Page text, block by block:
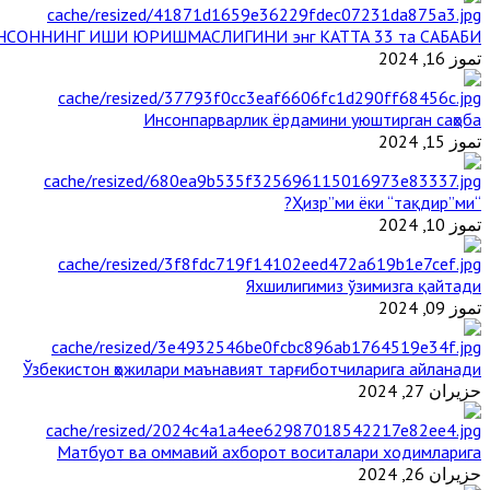
ИШИ ЮРИШМАСЛИГИНИ энг КАТТА 33 та САБАБИ
تموز 16, 2024
Инсонпарварлик ёрдамини уюштирган саҳоба
تموز 15, 2024
“Ҳизр”ми ёки “тақдир”ми?
تموز 10, 2024
Яхшилигимиз ўзимизга қайтади
تموز 09, 2024
Ўзбекистон ҳожилари маънавият тарғиботчиларига айланади
حزيران 27, 2024
Матбуот ва оммавий ахборот воситалари ходимларига
حزيران 26, 2024